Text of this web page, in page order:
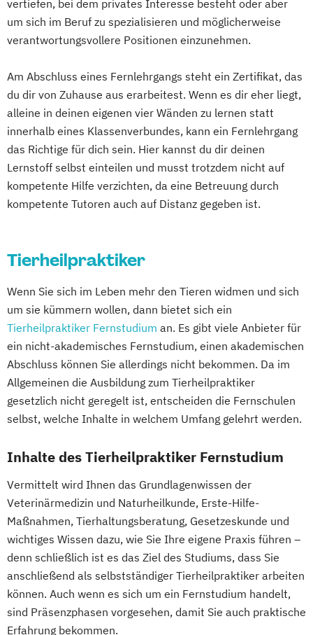
Erziehungsberater/in Fachrichtung
Lernberatung
systemische Beratung
Fachkraft für Osteoporose-Prophylaxe
Fitness 65+ (Seniorentrainer/in)
Fitnesstrainer/-in A-Lizenz
Fitnesstrainer/-in B- und A-Lizenz
Fitnesstrainer/-in B- und A-Lizenz
Fachrichtung "Ernährungsberatung"
Fitnesstrainer/-in B- und A-Lizenz
Gesundheitspädagoge/-in -
Gesundheitsberater/-in
Gesundheitspädagoge/-in -
Gesundheitsberater/-in Fachrichtung
"Burnout-Prävention"
Gesundheitspädagoge/-in -
Gesundheitsberater/-in Fachrichtung
"Ernährung in besonderen Lebensphasen"
Gesundheitspädagoge/-in -
"Heilpflanzenkunde"
Gesundheitspädagoge/-in -
Gesundheitsberater/-in mit Fachrichtung
"Lebensmittelunverträglichkeiten"
Gewichtsmanagement
Grundlagen der Ernährungsmedizin
Grundlagen der Physikalischen Therapien
Grundlagen der Phytotherapie
Grundlagen der artgerechten Tierhaltung
vertiefen, bei dem privates Interesse besteht oder aber
um sich im Beruf zu spezialisieren und möglicherweise
verantwortungsvollere Positionen einzunehmen.
Am Abschluss eines Fernlehrgangs steht ein Zertifikat, das
du dir von Zuhause aus erarbeitest. Wenn es dir eher liegt,
alleine in deinen eigenen vier Wänden zu lernen statt
innerhalb eines Klassenverbundes, kann ein Fernlehrgang
das Richtige für dich sein. Hier kannst du dir deinen
Lernstoff selbst einteilen und musst trotzdem nicht auf
kompetente Hilfe verzichten, da eine Betreuung durch
kompetente Tutoren auch auf Distanz gegeben ist.
Tierheilpraktiker
Wenn Sie sich im Leben mehr den Tieren widmen und sich
um sie kümmern wollen, dann bietet sich ein
Tierheilpraktiker Fernstudium an. Es gibt viele Anbieter für
ein nicht-akademisches Fernstudium, einen akademischen
Abschluss können Sie allerdings nicht bekommen. Da im
Allgemeinen die Ausbildung zum Tierheilpraktiker
gesetzlich nicht geregelt ist, entscheiden die Fernschulen
selbst, welche Inhalte in welchem Umfang gelehrt werden.
Inhalte des Tierheilpraktiker Fernstudium
Vermittelt wird Ihnen das Grundlagenwissen der
Veterinärmedizin und Naturheilkunde, Erste-Hilfe-
Maßnahmen, Tierhaltungsberatung, Gesetzeskunde und
wichtiges Wissen dazu, wie Sie Ihre eigene Praxis führen –
denn schließlich ist es das Ziel des Studiums, dass Sie
anschließend als selbstständiger Tierheilpraktiker arbeiten
können. Auch wenn es sich um ein Fernstudium handelt,
sind Präsenzphasen vorgesehen, damit Sie auch praktische
Erfahrung bekommen.